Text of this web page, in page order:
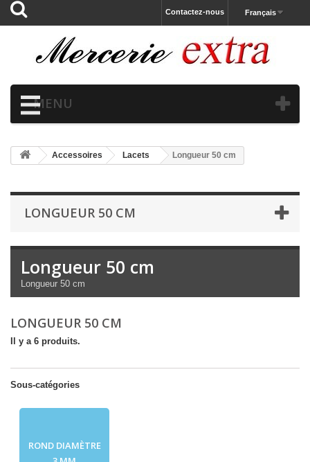
Français
Contactez-nous
MENU
Accessoires Lacets Longueur 50 cm
LONGUEUR 50 CM
Longueur 50 cm
Longueur 50 cm
LONGUEUR 50 CM
Il y a 6 produits.
Sous-catégories
ROND DIAMÈTRE